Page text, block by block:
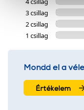
cookie-k
szolgáltatásaink
használatával Ön
További információk:
3 csillag
2 csillag
1 csillag
Mondd el a
Értékelem